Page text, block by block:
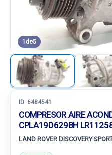
1 de5
ID: 6484541
COMPRESOR AIRE
CPLA19D629BH
LAND ROVER DISCOVERY